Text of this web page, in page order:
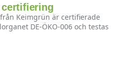
certifiering
Keimgrün är certifierade
DE-ÖKO-006 och testas